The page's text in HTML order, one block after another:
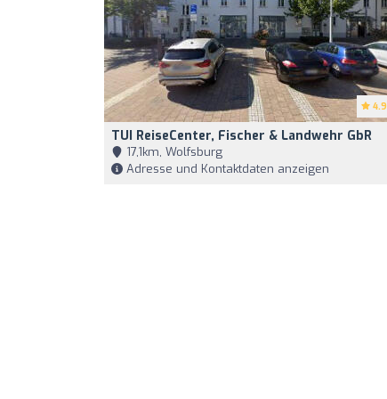
4.9
TUI ReiseCenter, Fischer & Landwehr GbR
17,1km, Wolfsburg
Adresse und Kontaktdaten anzeigen